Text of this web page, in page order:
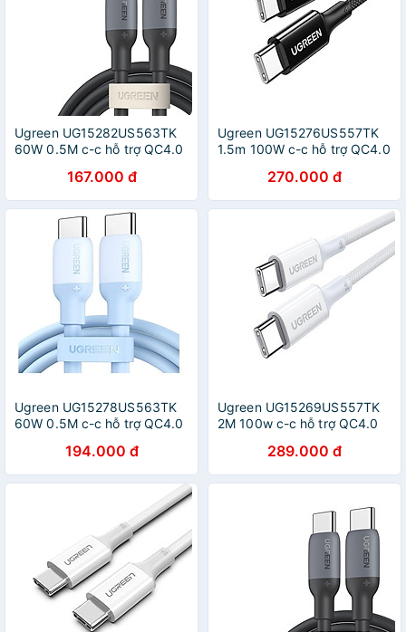
Ugreen UG15282US563TK
60W 0.5M c-c hỗ trợ QC4.0
dữ liệu 2 đầu USB-C dây
nhựa Màu Đen - HÀNG
CHÍNH HÃNG
167.000 đ
Ugreen UG15276US557TK
1.5m 100W c-c hỗ trợ QC4.0
dữ liệu 2 đầu USB-C dây
nhựa Màu Đen - HÀNG
CHÍNH HÃNG
270.000 đ
Ugreen UG15278US563TK
60W 0.5M c-c hỗ trợ QC4.0
dữ liệu 2 đầu USB-C dây
nhựa Màu Xanh - HÀNG
CHÍNH HÃNG
194.000 đ
Ugreen UG15269US557TK
2M 100w c-c hỗ trợ QC4.0
dữ liệu 2 đầu USB-C dây
nhựa Màu Trắng - HÀNG
CHÍNH HÃNG
289.000 đ